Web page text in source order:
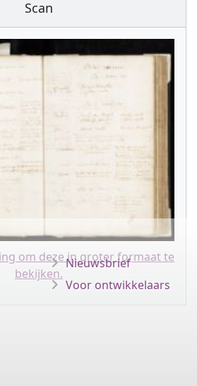
Scan
om deze in groter formaat te
bekijken.
Nieuwsbrief
Voor ontwikkelaars